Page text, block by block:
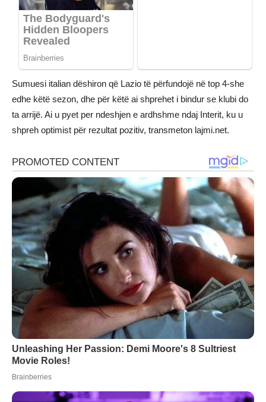
Sumuesi italian dëshiron që Lazio të përfundojë në top 4-she
edhe këtë sezon, dhe për këtë ai shprehet i bindur se klubi do
ta arrijë. Ai u pyet per ndeshjen e ardhshme ndaj Interit, ku u
shpreh optimist për rezultat pozitiv, transmeton lajmi.net.